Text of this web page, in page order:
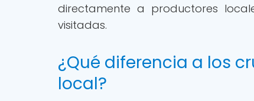
directamente a productores
visitadas.
¿Qué diferencia a los
local?